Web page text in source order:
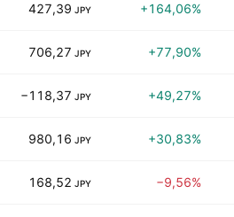
427,39 JPY +164,06%
706,27 JPY +77,90%
−118,37 JPY +49,27%
980,16 JPY +30,83%
168,52 JPY −9,56%